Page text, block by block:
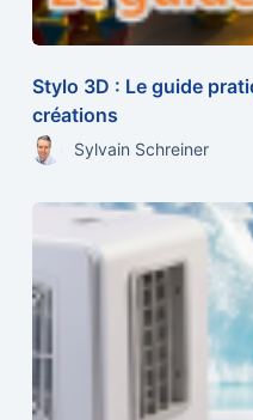
Stylo 3D : Le guide
créations
Sylvain Schreiner